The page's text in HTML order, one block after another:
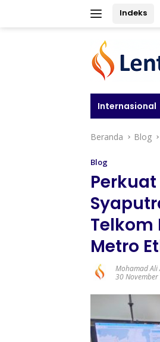
Indeks
Internasional
Beranda Blog
Blog
Telkom
Metro
Mohamad Ali
30